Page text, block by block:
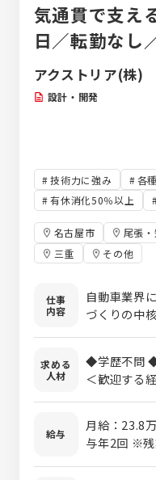
気通貫で支え
日／転勤なし
実した研修が魅
アクストリア(株)
設計・開発
技術力に強み 各
有休消化50％以上
名古屋市 尾張
三重
その他
仕事
内容
自動車業界
づくりの中
インを実現
仕事です。
ら、量産に
抽出・改善
い、最適な
求める
人材
◆学歴不問
＜歓迎する
2DCAD、
者） ・お客
給与
月給：23.8
与年2回 ※残